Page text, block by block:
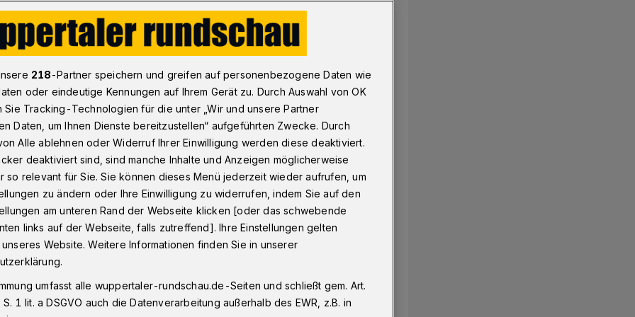
„Waldgebote“ von Uli Auffermann: Mit Respekt in die Natur
Mit Respekt in
Wanderzeit, Und jetzt, wo es wieder so
und Fotograf Uli Auffermann voller
Er liebt die Natur und das
Hügelland zwischen Hattingen,
Für ein gegenseitiges
218-Partner speichern und greifen auf personenbezogene Daten wie
oder eindeutige Kennungen auf Ihrem Gerät zu. Durch Auswahl von OK
Sie Tracking-Technologien für die unter „Wir und unsere Partner
Daten, um Ihnen Dienste bereitzustellen“ aufgeführten Zwecke. Durch
Alle ablehnen oder Widerruf Ihrer Einwilligung werden diese deaktiviert.
deaktiviert sind, sind manche Inhalte und Anzeigen möglicherweise
so relevant für Sie. Sie können dieses Menü jederzeit wieder aufrufen, um
zu ändern oder Ihre Einwilligung zu widerrufen, indem Sie auf den
am unteren Rand der Webseite klicken [oder das schwebende
links auf der Webseite, falls zutreffend]. Ihre Einstellungen gelten
Website. Weitere Informationen finden Sie in unserer
umfasst alle wuppertaler-rundschau.de-Seiten und schließt gem. Art.
1 lit. a DSGVO auch die Datenverarbeitung außerhalb des EWR, z.B. in